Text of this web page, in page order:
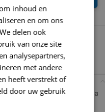
van deze Lana Grossa
inhoud en
en om ons
delen ook
van onze site
analysepartners,
met andere
heeft verstrekt of
door uw gebruik